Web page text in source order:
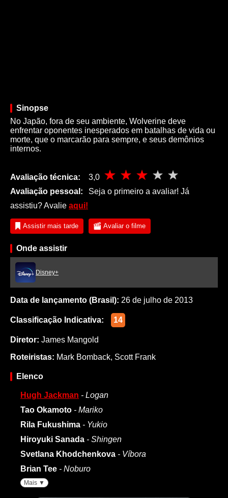
Sinopse
No Japão, fora de seu ambiente, Wolverine deve
enfrentar oponentes inesperados em batalhas de vida ou
morte, que o marcarão para sempre, e seus demônios
internos.
Avaliação técnica:
3,0
Avaliação pessoal:
Seja o primeiro a avaliar! Já
assistiu? Avalie aqui!
Assistir mais tarde Avaliar o filme
Onde assistir
Disney+
Data de lançamento (Brasil): 26 de julho de 2013
Classificação Indicativa: 14
Diretor: James Mangold
Roteiristas: Mark Bomback, Scott Frank
Elenco
Hugh Jackman - Logan
Tao Okamoto - Mariko
Rila Fukushima - Yukio
Hiroyuki Sanada - Shingen
Svetlana Khodchenkova - Víbora
Brian Tee - Noburo
Mais ▼